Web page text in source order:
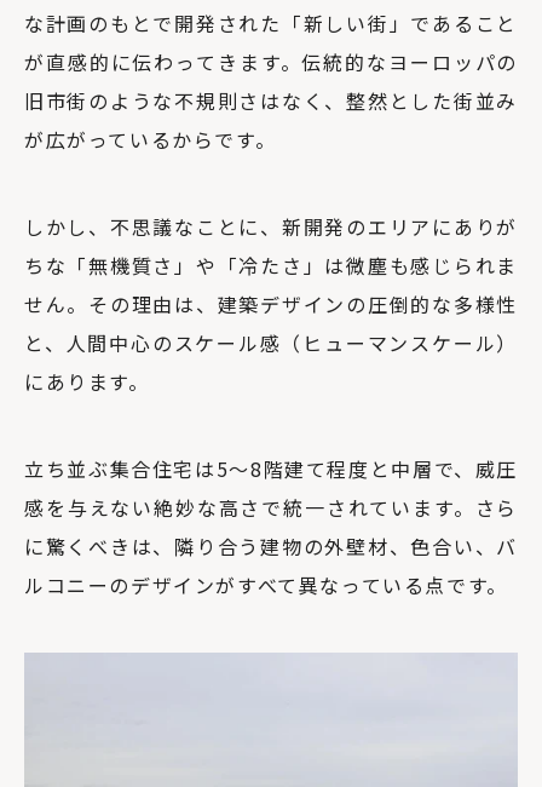
な計画のもとで開発された「新しい街」であること
が直感的に伝わってきます。伝統的なヨーロッパの
旧市街のような不規則さはなく、整然とした街並み
が広がっているからです。
しかし、不思議なことに、新開発のエリアにありが
ちな「無機質さ」や「冷たさ」は微塵も感じられま
せん。その理由は、建築デザインの圧倒的な多様性
と、人間中心のスケール感（ヒューマンスケール）
にあります。
立ち並ぶ集合住宅は5〜8階建て程度と中層で、威圧
感を与えない絶妙な高さで統一されています。さら
に驚くべきは、隣り合う建物の外壁材、色合い、バ
ルコニーのデザインがすべて異なっている点です。